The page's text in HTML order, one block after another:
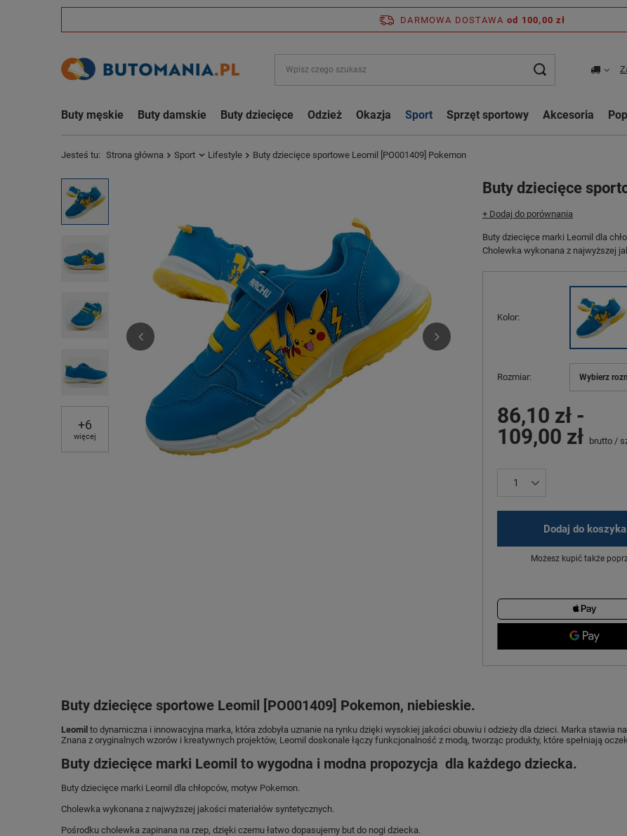
DARMOWA DOSTAWA od 100,00 zł
Buty męskie Buty damskie Buty dziecięce Odzież Okazja Sport Sprzęt sportowy Akcesoria
Jesteś tu: Strona główna Sport Lifestyle Buty dziecięce sportowe Leomil [PO001409] Pokemon
+6
więcej
Buty dziecięce
+ Dodaj do porównania
Buty dziecięce marki Leomil dla
Cholewka wykonana z najwyższej
Kolor
Rozmiar Wybierz
86,10 zł -
109,00 zł
brutto /
Dodaj do koszyka
Możesz kupić także
Buty dziecięce sportowe Leomil [PO001409] Pokemon, niebieskie.
Leomil to dynamiczna i innowacyjna marka, która zdobyła uznanie na rynku dzięki wysokiej jakości obuwiu i odzieży dla dzieci. Marka stawia
Znana z oryginalnych wzorów i kreatywnych projektów, Leomil doskonale łączy funkcjonalność z modą, tworząc produkty, które spełniają
Buty dziecięce marki Leomil to wygodna i modna propozycja dla każdego dziecka.
Buty dziecięce marki Leomil dla chłopców, motyw Pokemon.
Cholewka wykonana z najwyższej jakości materiałów syntetycznych.
Pośrodku cholewka zapinana na rzep, dzięki czemu łatwo dopasujemy but do nogi dziecka.